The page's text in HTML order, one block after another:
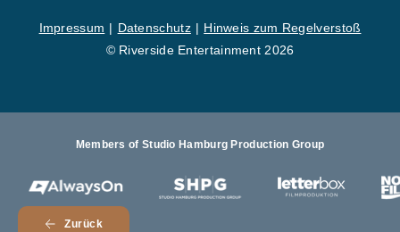
Zurück
Impressum Datenschutz
Hinweis zum Regelverstoß
© Riverside Entertainment 2026
Members of Studio Hamburg Production Group